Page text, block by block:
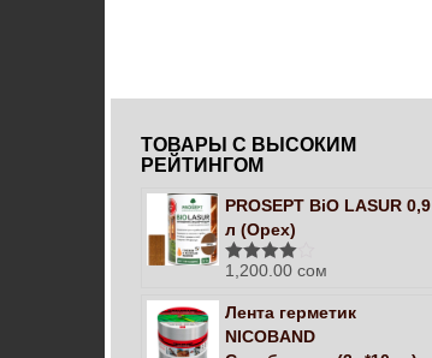
ТОВАРЫ С ВЫСОКИМ
РЕЙТИНГОМ
PROSEPT BiO LASUR 0,9
л (Орех)
Оценка
1,200.00 сом
Лента герметик
NICOBAND